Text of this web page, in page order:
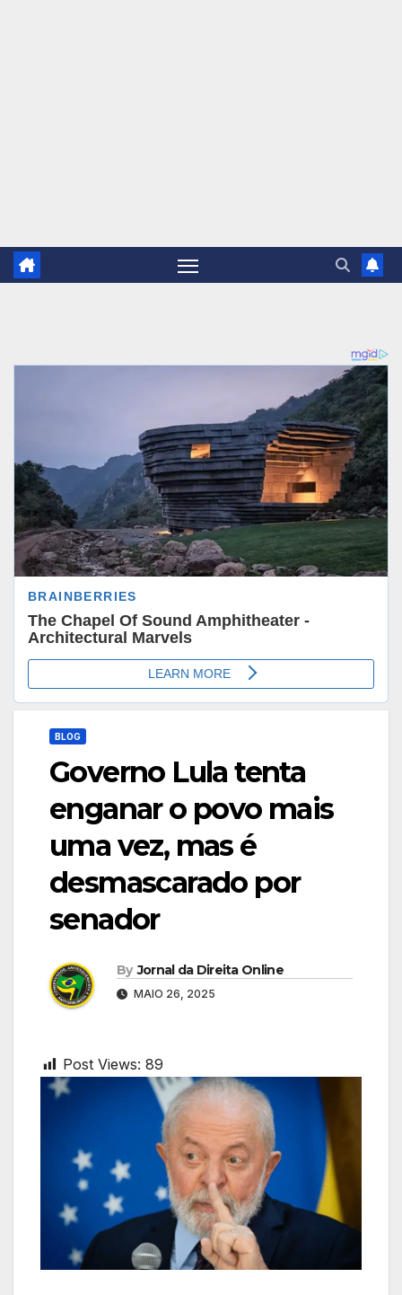
BLOG
Governo Lula tenta
enganar o povo mais
uma vez, mas é
desmascarado por
senador
By Jornal da Direita Online
MAIO 26, 2025
Post Views: 89